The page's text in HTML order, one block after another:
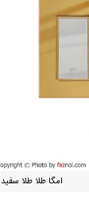
امگا طلا طلا سفید